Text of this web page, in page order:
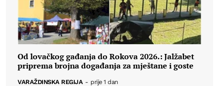
Od lovačkog gađanja do Rokova 2026.: Jalžabet
priprema brojna događanja za mještane i goste
VARAŽDINSKA REGIJA - prije 1 dan